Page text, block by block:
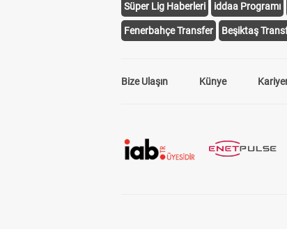
Süper Lig Haberleri iddaa Programı
Fenerbahçe Transfer Beşiktaş
Bize Ulaşın Künye